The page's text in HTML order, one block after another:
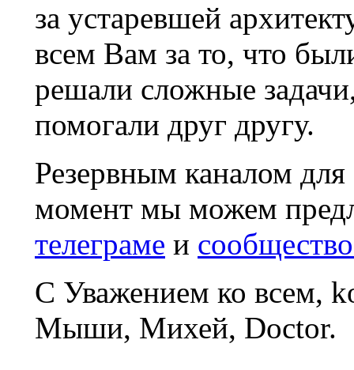
за устаревшей
всем Вам за то, что
решали сложные
помогали друг другу.
Резервным каналом
момент мы можем
телеграме и
С Уважением ко всем,
Мыши, Михей, Doctor.